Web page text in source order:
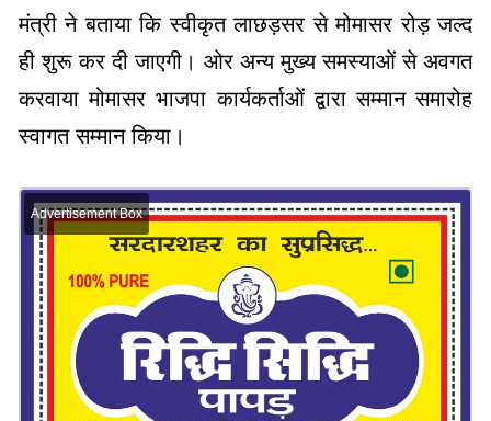
मंत्री ने बताया कि स्वीकृत लाछड़सर से मोमासर रोड़ जल्द
ही शुरू कर दी जाएगी। ओर अन्य मुख्य समस्याओं से अवगत
करवाया मोमासर भाजपा कार्यकर्ताओं द्वारा सम्मान समारोह
स्वागत सम्मान किया।
Advertisement Box